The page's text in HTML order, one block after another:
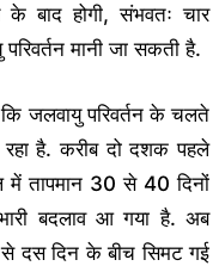
बाद होगी, संभवतः चार
मानी जा सकती है.
कि जलवायु परिवर्तन के चलते
रहा है. करीब दो दशक पहले
में तापमान 30 से 40 दिनों
बदलाव आ गया है. अब
से दस दिन के बीच सिमट गई